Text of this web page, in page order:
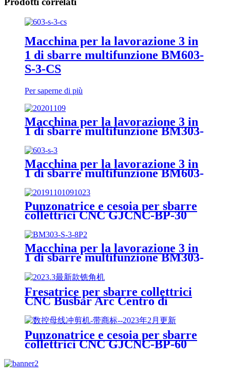
Macchina per la lavorazione 3 in
1 di sbarre multifunzione BM603-
S-3-CS
Per saperne di più
Macchina per la lavorazione 3 in
1 di sbarre multifunzione BM303-
Macchina per la lavorazione 3 in
1 di sbarre multifunzione BM603-
Punzonatrice e cesoia per sbarre
collettrici CNC GJCNC-BP-30
Macchina per la lavorazione 3 in
1 di sbarre multifunzione BM303-
Fresatrice per sbarre collettrici
CNC Busbar Arc Centro di
Punzonatrice e cesoia per sbarre
collettrici CNC GJCNC-BP-60